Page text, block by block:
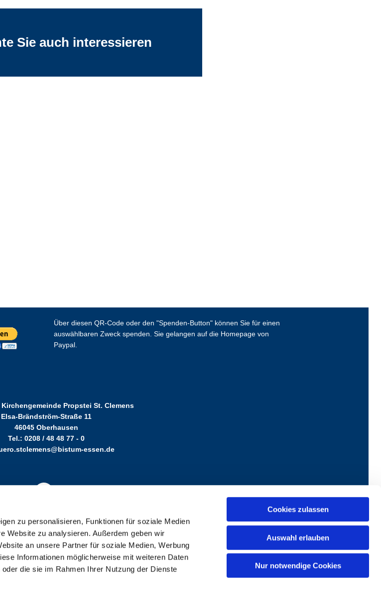
zu personalisieren, Funktionen für soziale Medien
Website zu analysieren. Außerdem geben wir
an unsere Partner für soziale Medien, Werbung
Informationen möglicherweise mit weiteren Daten
die sie im Rahmen Ihrer Nutzung der Dienste
Cookies zulassen
Auswahl erlauben
Nur notwendige Cookies
Sie auch interessieren
Über diesen QR-Code oder den "Spenden-Button" können Sie für einen
auswählbaren Zweck spenden. Sie gelangen auf die Homepage von
Paypal.
Propstei St. Clemens
Elsa-Brändström-Straße 11
46045 Oberhausen
Tel.: 0208 / 48 48 77 - 0
essen.de
Barrierefreiheitserklärung